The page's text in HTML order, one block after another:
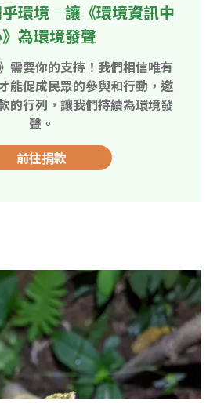
環境—讓《環境資訊中
為環境發聲
需要你的支持！我們相信唯有
能促成民眾的參與和行動，邀
的行列，讓我們持續為環境發
聲。
前往捐款